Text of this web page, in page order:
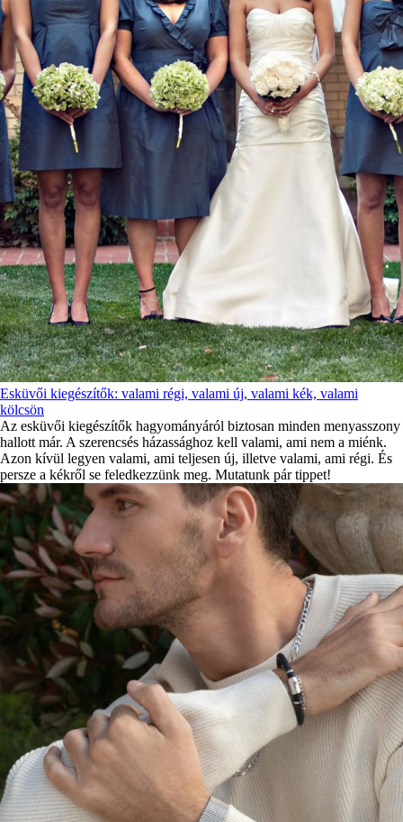
Esküvői kiegészítők: valami régi, valami új, valami kék, valami
kölcsön
Az esküvői kiegészítők hagyományáról biztosan minden menyasszony
hallott már. A szerencsés házassághoz kell valami, ami nem a miénk.
Azon kívül legyen valami, ami teljesen új, illetve valami, ami régi. És
persze a kékről se feledkezzünk meg. Mutatunk pár tippet!